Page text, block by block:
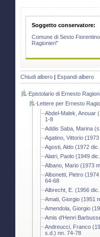
Soggetto conservatore:
Comune di Sesto
Ragionieri"
Chiudi albero Espandi albero
Epistolario di Ernesto
Lettere per Ernesto
Abdel-Malek, Anouar
1-8
Addis Saba, Marina
Agatino, Vittorio
Agosti, Aldo (1972
Alatri, Paolo (1949
Albano, Mario (1973
Albonetti, Pietro
64-68
Albrecht, E. (1956
Amati, Giorgio (1951
Amendola, Giorgio
Amis d'Henri
Andreucci, Franco
s.d.) nn. 74-78